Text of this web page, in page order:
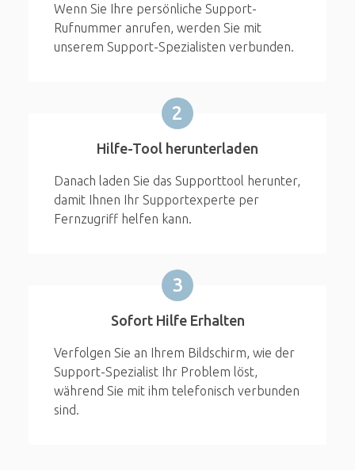
Wenn Sie Ihre persönliche Support-
Rufnummer anrufen, werden Sie mit
unserem Support-Spezialisten verbunden.
2
Hilfe-Tool herunterladen
Danach laden Sie das Supporttool herunter,
damit Ihnen Ihr Supportexperte per
Fernzugriff helfen kann.
3
Sofort Hilfe Erhalten
Verfolgen Sie an Ihrem Bildschirm, wie der
Support-Spezialist Ihr Problem löst,
während Sie mit ihm telefonisch verbunden
sind.